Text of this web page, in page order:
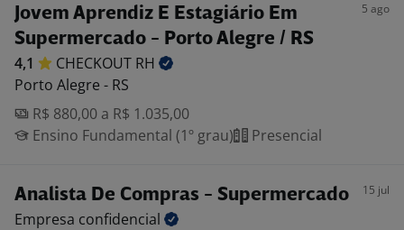
Jovem Aprendiz E Estagiário Em
Supermercado - Porto Alegre / RS
5 ago
4,1 CHECKOUT RH
Porto Alegre - RS
R$ 880,00 a R$ 1.035,00
Ensino Fundamental (1º grau)
Presencial
Analista De Compras - Supermercado 15 jul
Empresa confidencial